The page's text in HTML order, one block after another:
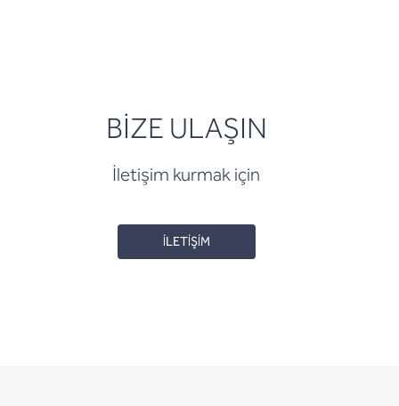
BİZE ULAŞIN
İletişim kurmak için
İLETİŞİM